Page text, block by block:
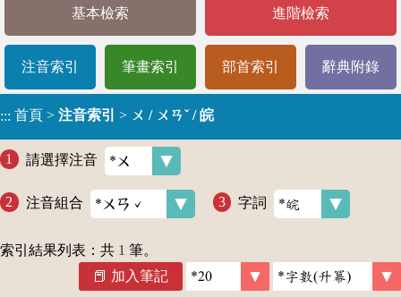
基本檢索 進階檢索
注音索引 筆畫索引 部首索引 辭典附錄
::: 首頁 > 注音索引 > ㄨ / ㄨㄢˇ / 皖
請選擇注音
注音組合 字詞
索引結果列表：共 1 筆。
加入筆記